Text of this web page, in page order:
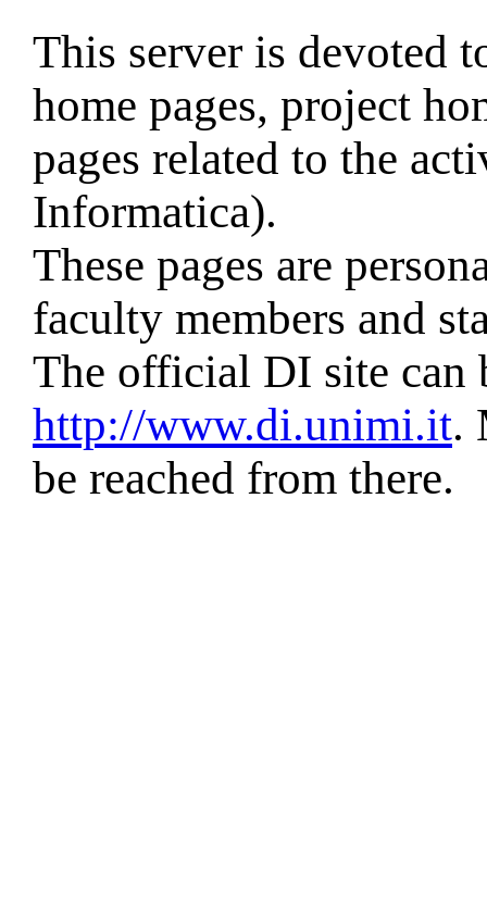
This server is devoted
home pages, project
pages related to the
Informatica).
These pages are
faculty members and
The official DI site can
http://www.di.unimi.it.
be reached from there.